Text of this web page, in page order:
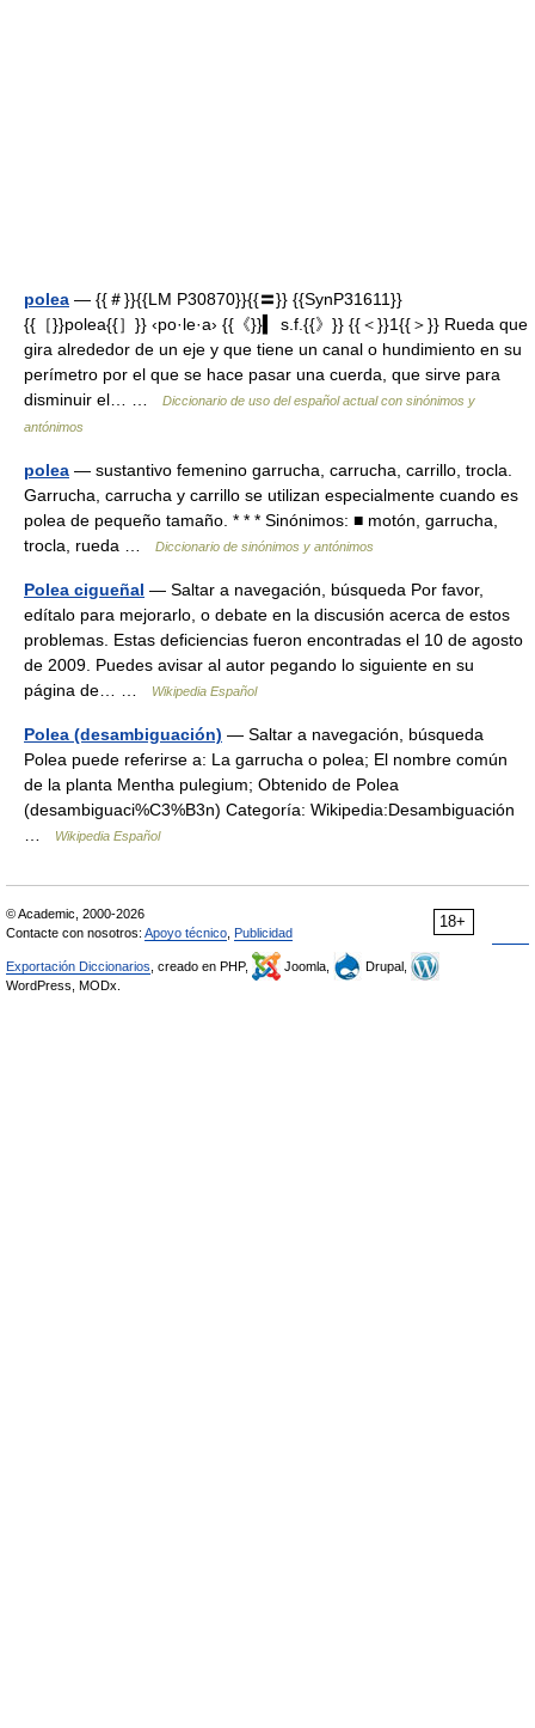
polea — {{＃}}{{LM P30870}}{{〓}} {{SynP31611}}
{{［}}polea{{］}} ‹po·le·a› {{《}}▍ s.f.{{》}} {{＜}}1{{＞}} Rueda que
gira alrededor de un eje y que tiene un canal o hundimiento en su
perímetro por el que se hace pasar una cuerda, que sirve para
disminuir el… …
Diccionario de uso del español actual con sinónimos y
antónimos
polea — sustantivo femenino garrucha, carrucha, carrillo, trocla.
Garrucha, carrucha y carrillo se utilizan especialmente cuando es
polea de pequeño tamaño. * * * Sinónimos: ■ motón, garrucha,
trocla, rueda …
Diccionario de sinónimos y antónimos
Polea cigueñal — Saltar a navegación, búsqueda Por favor,
edítalo para mejorarlo, o debate en la discusión acerca de estos
problemas. Estas deficiencias fueron encontradas el 10 de agosto
de 2009. Puedes avisar al autor pegando lo siguiente en su
página de… …
Wikipedia Español
Polea (desambiguación) — Saltar a navegación, búsqueda
Polea puede referirse a: La garrucha o polea; El nombre común
de la planta Mentha pulegium; Obtenido de Polea
(desambiguaci%C3%B3n) Categoría: Wikipedia:Desambiguación
Wikipedia Español
18+
© Academic, 2000-2026
Contacte con nosotros: Apoyo técnico Publicidad
Exportación Diccionarios , creado en PHP, Joomla,
Drupal,
WordPress, MODx.